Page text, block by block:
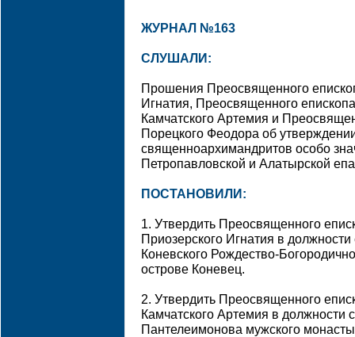
ЖУРНАЛ №163
СЛУШАЛИ:
Прошения Преосвященного
Игнатия, Преосвященного
Камчатского Артемия и
Порецкого Феодора об
священноархимандритов особо
Петропавловской и Алатырской
ПОСТАНОВИЛИ:
1. Утвердить Преосвященного
Приозерского Игнатия в
Коневского Рождество-
острове Коневец.
2. Утвердить Преосвященного
Камчатского Артемия в должности
Пантелеимонова мужского